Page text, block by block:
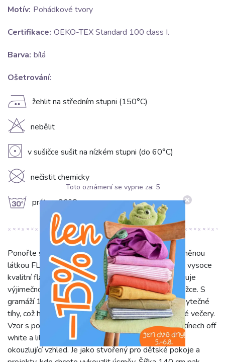
Motív: Pohádkové tvory
Certifikace: OEKO-TEX Standard 100 class I.
Barva: bílá
Ošetrování:
E žehlit na středním stupni (150°C)
H nebělit
V v sušičce sušit na nízkém stupni (do 60°C)
K nečistit chemicky
g prát na 30°C
Ponořte se do světa jemnosti a pohodlí s naší bavlněnou
látkou FLANNEL Happy faces off white lilac. Tento vysoce
kvalitní flanel je vyroben ze 100% bavlny, což zaručuje
výjimečnou měkkost, prodyšnost a šetrnost k pokožce. S
gramáží 165 g/m2 poskytuje příjemné teplo bez zbytečné
tíhy, což ho činí ideálním pro chladnější dny i příjemné večery.
Vzor s pohádkovými tvory a veselými obličeji v odstínech off
white a lila na bílém podkladu dodává látce hravý a
okouzlující vzhled. Je jako stvořený pro dětské pokoje a
Toto oznámení se vypne za: 5